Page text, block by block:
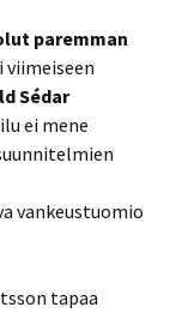
paremman
viimeiseen
Sédar
ei mene
vankeustuomio
tapaa